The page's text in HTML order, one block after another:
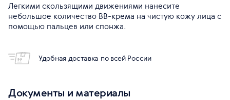
Легкими скользящими движениями нанесите
небольшое количество ВВ-крема на чистую кожу лица с
помощью пальцев или спонжа.
Удобная доставка по всей России
Документы и материалы